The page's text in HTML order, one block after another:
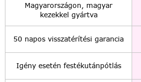
Magyarországon, magyar
kezekkel gyártva
50 napos visszatérítési garancia
Igény esetén festékutánpótlás